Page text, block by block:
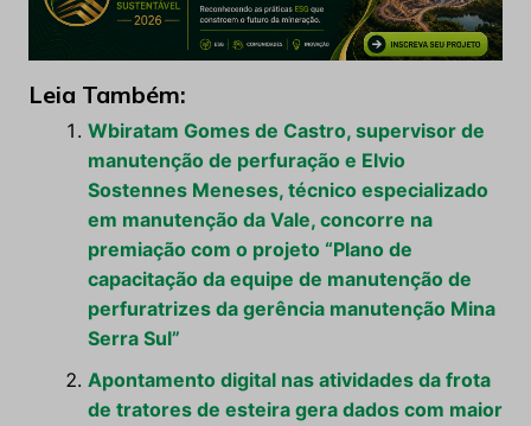
Leia Também:
Wbiratam Gomes de Castro, supervisor de
manutenção de perfuração e Elvio
Sostennes Meneses, técnico especializado
em manutenção da Vale, concorre na
premiação com o projeto “Plano de
capacitação da equipe de manutenção de
perfuratrizes da gerência manutenção Mina
Serra Sul”
Apontamento digital nas atividades da frota
de tratores de esteira gera dados com maior